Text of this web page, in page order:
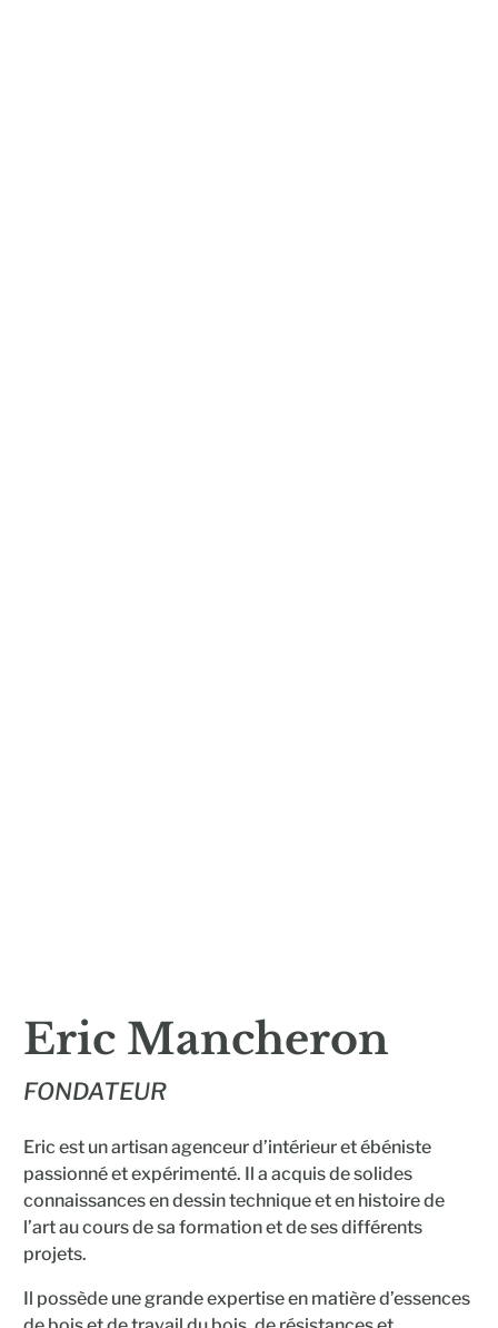
Eric Mancheron
FONDATEUR
Eric est un artisan agenceur d’intérieur et ébéniste
passionné et expérimenté. Il a acquis de solides
connaissances en dessin technique et en histoire de
l’art au cours de sa formation et de ses différents
projets.
Il possède une grande expertise en matière d’essences